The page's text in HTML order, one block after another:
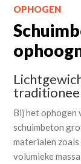
OPHOGEN
Bij het ophogen
schuimbeton
materialen
volumieke